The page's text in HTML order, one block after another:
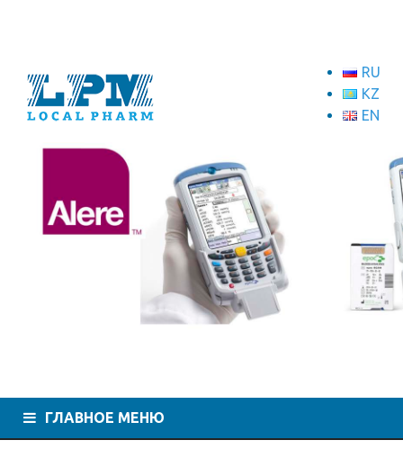
RU
KZ
EN
ТОО "Локал Фарм"
ГЛАВНОЕ МЕНЮ